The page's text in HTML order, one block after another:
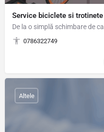
Service biciclete si
0786322749
Altele